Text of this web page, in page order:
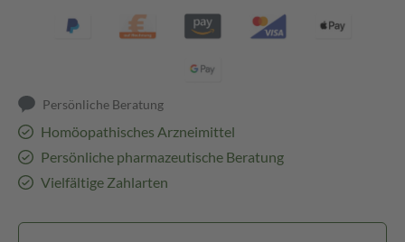
Persönliche Beratung
Homöopathisches Arzneimittel
Persönliche pharmazeutische Beratung
Vielfältige Zahlarten